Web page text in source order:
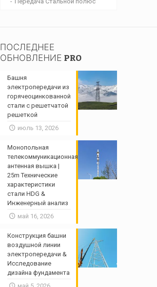
ПОСЛЕДНЕЕ
ОБНОВЛЕНИЕ PRO
Башня
электропередачи из
горячеоцинкованной
стали с решетчатой ​​
решеткой
июль 13, 2026
Монопольная
телекоммуникационная
антенная вышка |
25m Технические
характеристики
стали HDG &
Инженерный анализ
май 16, 2026
Конструкция башни
воздушной линии
электропередачи &
Исследование
дизайна фундамента